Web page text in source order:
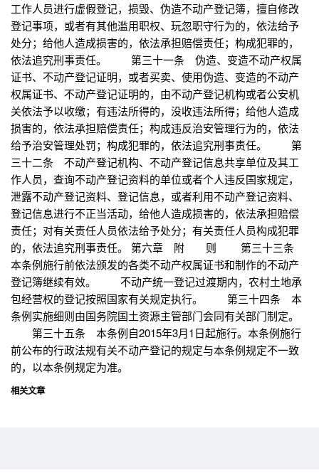
工作人员进行虚假登记，损毁、伪造不动产登记簿，擅自修改
登记事项，或者有其他滥用职权、玩忽职守行为的，依法给予
处分；给他人造成损害的，依法承担赔偿责任；构成犯罪的，
依法追究刑事责任。 第三十一条 伪造、变造不动产权属
证书、不动产登记证明，或者买卖、使用伪造、变造的不动产
权属证书、不动产登记证明的，由不动产登记机构或者公安机
关依法予以收缴；有违法所得的，没收违法所得；给他人造成
损害的，依法承担赔偿责任；构成违反治安管理行为的，依法
给予治安管理处罚；构成犯罪的，依法追究刑事责任。 第
三十二条 不动产登记机构、不动产登记信息共享单位及其工
作人员，查询不动产登记资料的单位或者个人违反国家规定，
泄露不动产登记资料、登记信息，或者利用不动产登记资料、
登记信息进行不正当活动，给他人造成损害的，依法承担赔偿
责任；对有关责任人员依法给予处分；有关责任人员构成犯罪
的，依法追究刑事责任。 第六章 附 则 第三十三条
本条例施行前依法颁发的各类不动产权属证书和制作的不动产
登记簿继续有效。 不动产统一登记过渡期内，农村土地承
包经营权的登记按照国家有关规定执行。 第三十四条 本
条例实施细则由国务院国土资源主管部门会同有关部门制定。
第三十五条 本条例自2015年3月1日起施行。本条例施行
前公布的行政法规有关不动产登记的规定与本条例规定不一致
的，以本条例规定为准。
相关文章